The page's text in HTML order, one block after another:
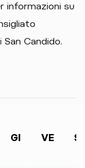
informazioni su
Candido.
GI VE